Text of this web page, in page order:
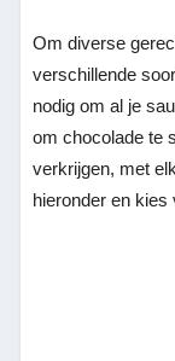
Om diverse
verschillende
nodig om al je
om chocolade te
verkrijgen, met
hieronder en kies